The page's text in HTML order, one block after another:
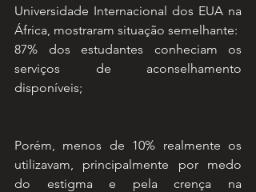
Universidade Internacional dos EUA na
África, mostraram situação semelhante:
87% dos estudantes conheciam os
serviços de aconselhamento
disponíveis;
Porém, menos de 10% realmente os
utilizavam, principalmente por medo
do estigma e pela crença na